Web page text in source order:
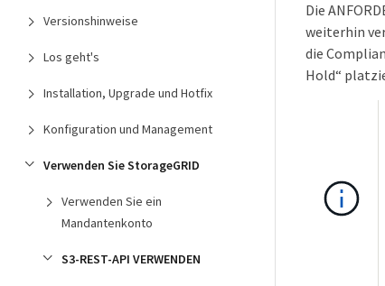
Versionshinweise
Los geht's
Installation, Upgrade und Hotfix
Konfiguration und Management
Verwenden Sie StorageGRID
Verwenden Sie ein
Mandantenkonto
S3-REST-API VERWENDEN
Die
weiterhin
die
Hold“